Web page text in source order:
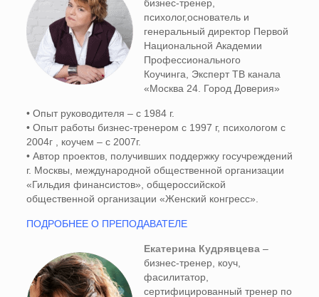
бизнес-тренер,
психолог,основатель и
генеральный директор Первой
Национальной Академии
Профессионального
Коучинга, Эксперт ТВ канала
«Москва 24. Город Доверия»
• Опыт руководителя – с 1984 г.
• Опыт работы бизнес-тренером с 1997 г, психологом с
2004г , коучем – с 2007г.
• Автор проектов, получивших поддержку госучреждений
г. Москвы, международной общественной организации
«Гильдия финансистов», общероссийской
общественной организации «Женский конгресс».
ПОДРОБНЕЕ О ПРЕПОДАВАТЕЛЕ
Екатерина Кудрявцева–
бизнес-тренер, коуч,
фасилитатор,
сертифицированный тренер по